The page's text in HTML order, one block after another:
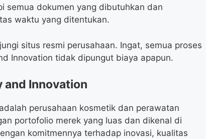
semua dokumen yang dibutuhkan dan
waktu yang ditentukan.
situs resmi perusahaan. Ingat, semua proses
Innovation tidak dipungut biaya apapun.
and Innovation
perusahaan kosmetik dan perawatan
portofolio merek yang luas dan dikenal di
komitmennya terhadap inovasi, kualitas